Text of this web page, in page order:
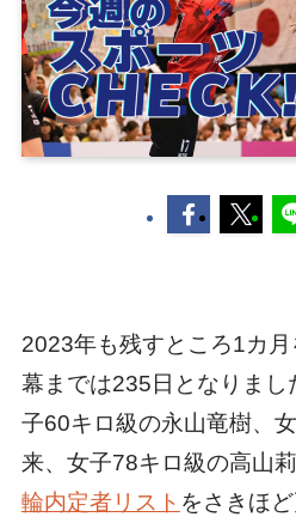
2023年も残すところ1カ
幕までは235日となりまし
子60キロ級の永山竜樹、
来、女子78キロ級の高山莉
輪内定者リスト をさきほ